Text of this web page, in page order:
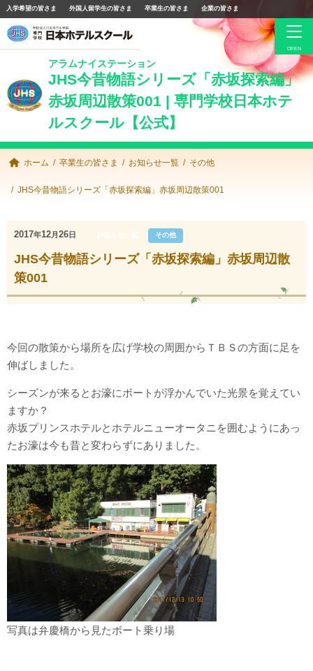
入学希望の皆さま 外国人留学生の皆さま 卒業生の皆さま 企業の皆さま
アラムナイステーション
JHS今昔物語シリーズ「赤坂探索編」
赤坂周辺散策001 | 専門学校日本ホテ
ルスクール【公式】
卒業生の皆さま
JHS同窓会について
手続き・サービス
お知らせ一覧
Facebook
専門学校日本ホテルスクール公式サイト
ホーム 卒業生の皆さま お知らせ一覧 その他
JHS今昔物語シリーズ「赤坂探索編」赤坂周辺散策001
2017年12月26日 その他
JHS今昔物語シリーズ「赤坂探索編」赤坂周辺散
策001
今回の散策から場所を広げ学校の周囲からＴＢＳの方面に足を
伸ばしました。
シーズンが来るとお濠にボートが浮かんでいた光景を覚えてい
ますか？
赤坂プリンスホテルとホテルニューオータニを囲むようにあっ
たお濠は今も昔と変わらずにありました。
写真は弁慶橋から見たボート乗り場